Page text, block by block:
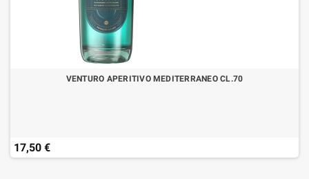
VENTURO APERITIVO MEDITERRANEO CL.70
17,50 €